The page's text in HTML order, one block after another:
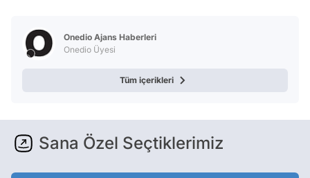
Onedio Ajans Haberleri
Onedio Üyesi
Tüm içerikleri
Sana Özel Seçtiklerimiz